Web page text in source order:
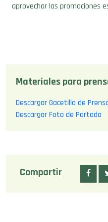
aprovechar las promociones
Materiales para
Descargar Gacetilla de
Descargar Foto de Portada
Compartir